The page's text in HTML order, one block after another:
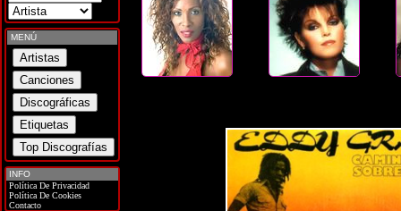
MENÚ
INFO
Política De Privacidad
Política De Cookies
Contacto